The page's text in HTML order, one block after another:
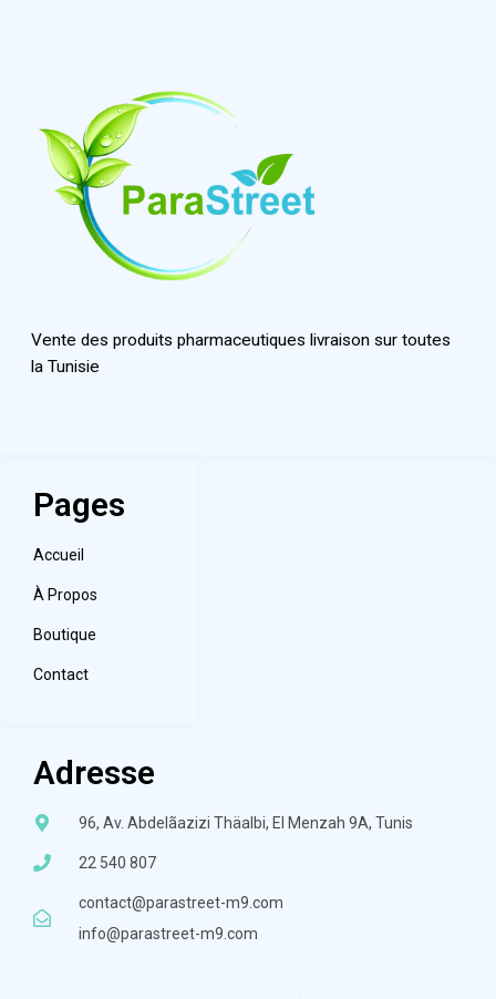
Vente des produits pharmaceutiques livraison sur toutes
la Tunisie
Pages
Accueil
À Propos
Boutique
Contact
Adresse
96, Av. Abdelãazizi Thäalbi, El Menzah 9A, Tunis
22 540 807
contact@parastreet-m9.com
info@parastreet-m9.com